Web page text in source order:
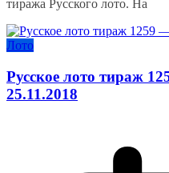
тиража Русского лото. На
Лото
Русское лото тираж
25.11.2018